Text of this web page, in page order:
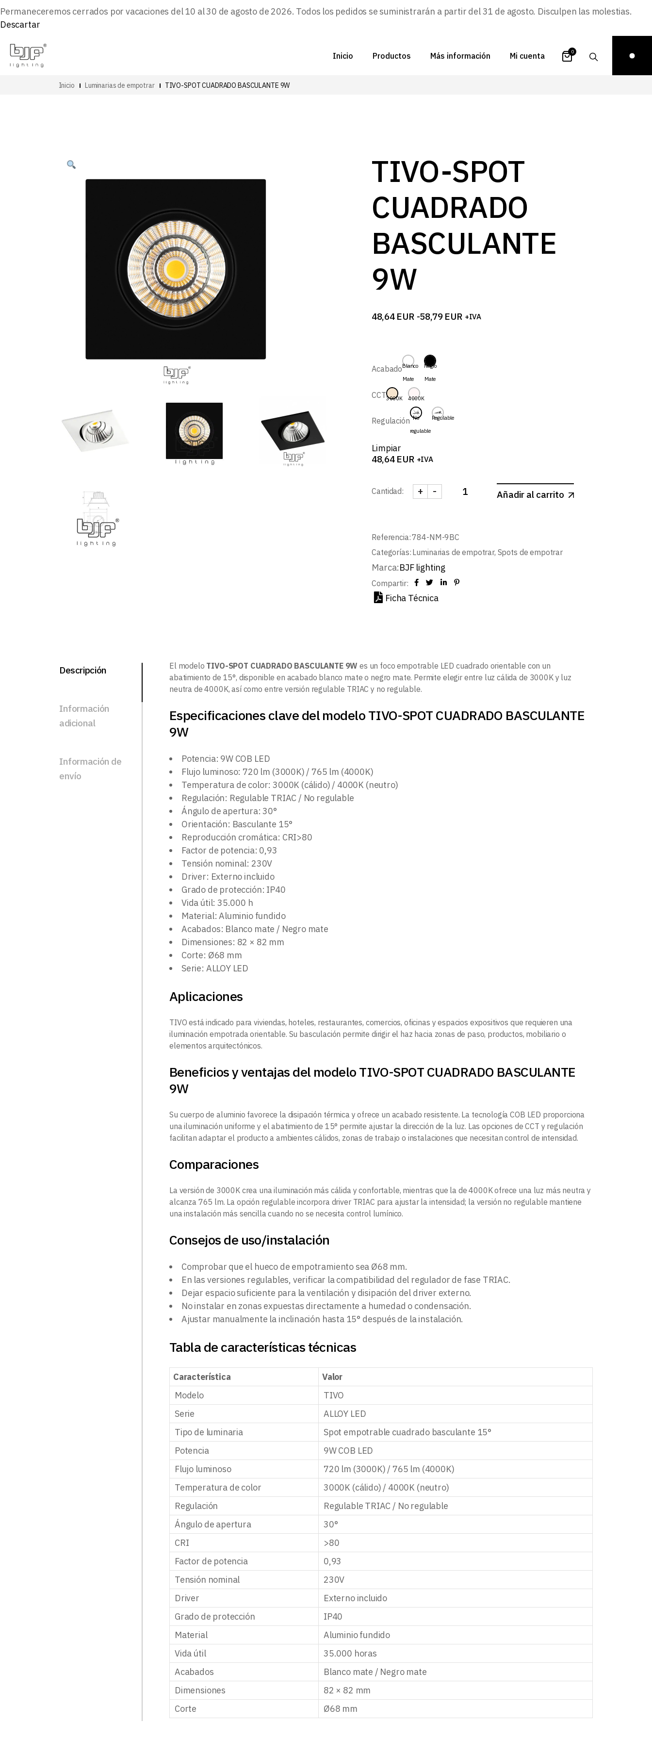
Permaneceremos cerrados por vacaciones del 10 al 30 de agosto de 2026. Todos los pedidos se suministrarán a partir del 31 de agosto. Disculpen las molestias.
Descartar
Inicio Productos Más información
FAQs
Proyectos
Zona de inspiración
Blog
Mi cuenta
contraseña
0
Inicio Luminarias de empotrar TIVO-SPOT CUADRADO BASCULANTE 9W
TIVO-SPOT
CUADRADO
BASCULANTE
9W
48,64 EUR -58,79 EUR
Rango
48,64 EUR
hasta
58,79 EUR
+IVA
AcabadoBlanco
Mate
Negro
Mate
CCT3000K 4000K
Regulación No
regulable
Regulable
Limpiar
48,64 EUR +IVA
Cantidad: TIVO-SPOT CUADRADO BASCULANTE 9W cantidad
-
+ Añadir al carrito
Referencia:784-NM-9BC
Categorías: Luminarias de empotrar, Spots de empotrar
Marca:BJF lighting
Compartir:
Ficha Técnica
Descripción
Información
adicional
Información de
envío
El modelo TIVO-SPOT CUADRADO BASCULANTE 9W es un foco empotrable LED cuadrado orientable con un
abatimiento de 15°, disponible en acabado blanco mate o negro mate. Permite elegir entre luz cálida de 3000K y luz
neutra de 4000K, así como entre versión regulable TRIAC y no regulable.
Especificaciones clave del modelo TIVO-SPOT CUADRADO BASCULANTE
9W
Potencia: 9W COB LED
Flujo luminoso: 720 lm (3000K) / 765 lm (4000K)
Temperatura de color: 3000K (cálido) / 4000K (neutro)
Regulación: Regulable TRIAC / No regulable
Ángulo de apertura: 30°
Orientación: Basculante 15°
Reproducción cromática: CRI>80
Factor de potencia: 0,93
Tensión nominal: 230V
Driver: Externo incluido
Grado de protección: IP40
Vida útil: 35.000 h
Material: Aluminio fundido
Acabados: Blanco mate / Negro mate
Dimensiones: 82 × 82 mm
Corte: Ø68 mm
Serie: ALLOY LED
Aplicaciones
TIVO está indicado para viviendas, hoteles, restaurantes, comercios, oficinas y espacios expositivos que requieren una
iluminación empotrada orientable. Su basculación permite dirigir el haz hacia zonas de paso, productos, mobiliario o
elementos arquitectónicos.
Beneficios y ventajas del modelo TIVO-SPOT CUADRADO BASCULANTE
9W
Su cuerpo de aluminio favorece la disipación térmica y ofrece un acabado resistente. La tecnología COB LED proporciona
una iluminación uniforme y el abatimiento de 15° permite ajustar la dirección de la luz. Las opciones de CCT y regulación
facilitan adaptar el producto a ambientes cálidos, zonas de trabajo o instalaciones que necesitan control de intensidad.
Comparaciones
La versión de 3000K crea una iluminación más cálida y confortable, mientras que la de 4000K ofrece una luz más neutra y
alcanza 765 lm. La opción regulable incorpora driver TRIAC para ajustar la intensidad; la versión no regulable mantiene
una instalación más sencilla cuando no se necesita control lumínico.
Consejos de uso/instalación
Comprobar que el hueco de empotramiento sea Ø68 mm.
En las versiones regulables, verificar la compatibilidad del regulador de fase TRIAC.
Dejar espacio suficiente para la ventilación y disipación del driver externo.
No instalar en zonas expuestas directamente a humedad o condensación.
Ajustar manualmente la inclinación hasta 15° después de la instalación.
Tabla de características técnicas
Característica
Valor
Modelo
TIVO
Serie
ALLOY LED
Tipo de luminaria
Spot empotrable cuadrado basculante 15°
Potencia
9W COB LED
Flujo luminoso
720 lm (3000K) / 765 lm (4000K)
Temperatura de color
3000K (cálido) / 4000K (neutro)
Regulación
Regulable TRIAC / No regulable
Ángulo de apertura
30°
CRI
>80
Factor de potencia
0,93
Tensión nominal
230V
Driver
Externo incluido
Grado de protección
IP40
Material
Aluminio fundido
Vida útil
35.000 horas
Acabados
Blanco mate / Negro mate
Dimensiones
82 × 82 mm
Corte
Ø68 mm